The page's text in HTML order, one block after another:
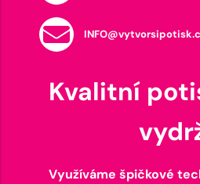
Kvalitní
Využíváme špičkové